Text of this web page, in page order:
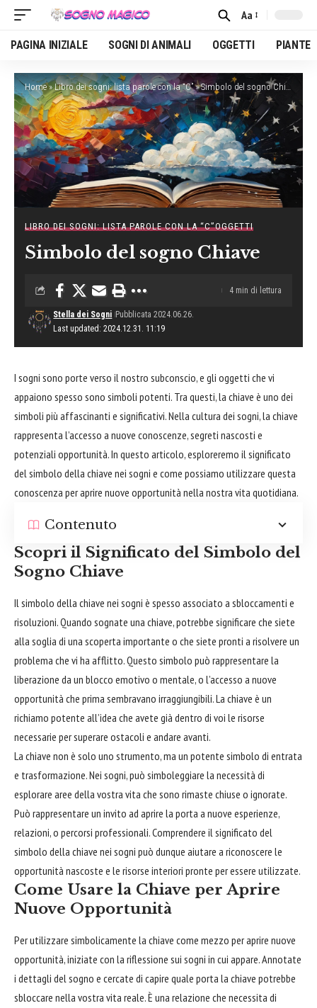
Font
Resizer
Aa
PAGINA INIZIALE SOGNI DI ANIMALI OGGETTI PIANTE
Home»Libro dei sogni: lista parole con la “C”»Simbolo del sogno Chiave
LIBRO DEI SOGNI: LISTA PAROLE CON LA “C”OGGETTI
Simbolo del sogno Chiave
Last updated: 2024.12.31. 11:19
Stella dei Sogni Pubblicata 2024.06.26.
4 min di lettura
I sogni sono porte verso il nostro subconscio, e gli oggetti che vi
appaiono spesso sono simboli potenti. Tra questi, la chiave è uno dei
simboli più affascinanti e significativi. Nella cultura dei sogni, la chiave
rappresenta l’accesso a nuove conoscenze, segreti nascosti e
potenziali opportunità. In questo articolo, esploreremo il significato
del simbolo della chiave nei sogni e come possiamo utilizzare questa
conoscenza per aprire nuove opportunità nella nostra vita quotidiana.
Contenuto
Scopri il Significato del Simbolo del
Sogno Chiave
Il simbolo della chiave nei sogni è spesso associato a sbloccamenti e
risoluzioni. Quando sognate una chiave, potrebbe significare che siete
alla soglia di una scoperta importante o che siete pronti a risolvere un
problema che vi ha afflitto. Questo simbolo può rappresentare la
liberazione da un blocco emotivo o mentale, o l’accesso a nuove
opportunità che prima sembravano irraggiungibili. La chiave è un
richiamo potente all’idea che avete già dentro di voi le risorse
necessarie per superare ostacoli e andare avanti.
La chiave non è solo uno strumento, ma un potente simbolo di entrata
e trasformazione. Nei sogni, può simboleggiare la necessità di
esplorare aree della vostra vita che sono rimaste chiuse o ignorate.
Può rappresentare un invito ad aprire la porta a nuove esperienze,
relazioni, o percorsi professionali. Comprendere il significato del
simbolo della chiave nei sogni può dunque aiutare a riconoscere le
opportunità nascoste e le risorse interiori pronte per essere utilizzate.
Come Usare la Chiave per Aprire
Nuove Opportunità
Per utilizzare simbolicamente la chiave come mezzo per aprire nuove
opportunità, iniziate con la riflessione sui sogni in cui appare. Annotate
i dettagli del sogno e cercate di capire quale porta la chiave potrebbe
sbloccare nella vostra vita reale. È una relazione che necessita di